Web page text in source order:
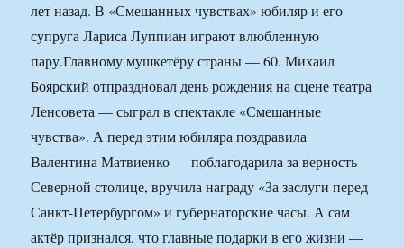
лет назад. В «Смешанных чувствах» юбиляр и его
супруга Лариса Луппиан играют влюбленную
пару.Главному мушкетёру страны — 60. Михаил
Боярский отпраздновал день рождения на сцене театра
Ленсовета — сыграл в спектакле «Смешанные
чувства». А перед этим юбиляра поздравила
Валентина Матвиенко — поблагодарила за верность
Северной столице, вручила награду «За заслуги перед
Санкт-Петербургом» и губернаторские часы. А сам
актёр признался, что главные подарки в его жизни —